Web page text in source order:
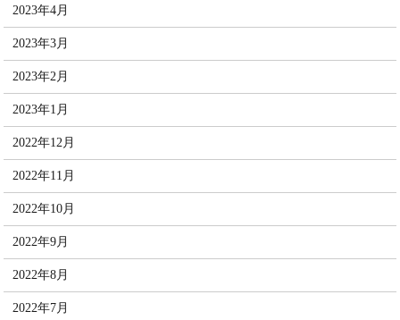
2023年4月
2023年3月
2023年2月
2023年1月
2022年12月
2022年11月
2022年10月
2022年9月
2022年8月
2022年7月